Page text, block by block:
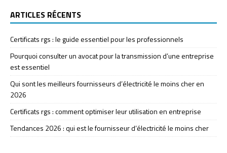
ARTICLES RÉCENTS
Certificats rgs : le guide essentiel pour les professionnels
Pourquoi consulter un avocat pour la transmission d’une entreprise
est essentiel
Qui sont les meilleurs fournisseurs d’électricité le moins cher en
2026
Certificats rgs : comment optimiser leur utilisation en entreprise
Tendances 2026 : qui est le fournisseur d’électricité le moins cher